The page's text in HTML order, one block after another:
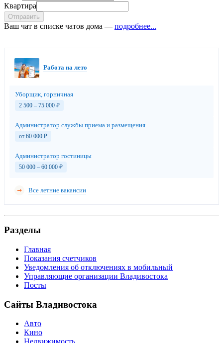
Квартира
Отправить
Ваш чат в списке чатов дома — подробнее...
Работа на лето
Уборщик, горничная
2 500 – 75 000 ₽
Администратор службы приема и размещения
от 60 000 ₽
Администратор гостиницы
50 000 – 60 000 ₽
Все летние вакансии
Разделы
Главная
Показания счетчиков
Уведомления об отключениях в мобильный
Управляющие организации Владивостока
Посты
Сайты Владивостока
Авто
Кино